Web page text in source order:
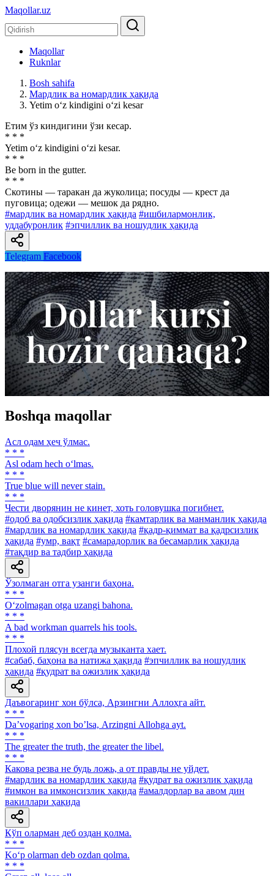
Maqollar.uz
Maqollar
Ruknlar
Bosh sahifa
Мардлик ва номардлик ҳақида
Yetim o‘z kindigini o‘zi kesar
Етим ўз киндигини ўзи кесар.
* * *
Yetim o‘z kindigini o‘zi kesar.
* * *
Be born in the gutter.
* * *
Скотины — таракан да жуколица; посуды — крест да
пуговица; одежи — мешок да рядно.
#мардлик ва номардлик ҳақида #ишбилармонлик,
уддабуронлик #эпчиллик ва ношудлик ҳақида
Telegram Facebook
Boshqa maqollar
Асл одам ҳеч ўлмас.
* * *
Asl odam hech o‘lmas.
* * *
True blue will never stain.
* * *
Чести дворянин не кинет, хоть головушка погибнет.
#одоб ва одобсизлик ҳақида #камтарлик ва манманлик ҳақида
#мардлик ва номардлик ҳақида #қадр-қиммат ва қадрсизлик
ҳақида #умр, вақт #самарадорлик ва бесамарлик ҳақида
#тақдир ва тадбир ҳақида
Ўзолмаган отга узанги баҳона.
* * *
O‘zolmagan otga uzangi bahona.
* * *
A bad workman quarrels his tools.
* * *
Плохой плясун всегда музыканта хает.
#сабаб, баҳона ва натижа ҳақида #эпчиллик ва ношудлик
ҳақида #қудрат ва ожизлик ҳақида
Даъвогаринг хон бўлса, Арзингни Аллоҳга айт.
* * *
Daʼvogaring xon boʼlsa, Аrzingni Аllohga ayt.
* * *
The greater the truth, the greater the libel.
* * *
Какова резва не будь ложь, а от правды не уйдет.
#мардлик ва номардлик ҳақида #қудрат ва ожизлик ҳақида
#имкон ва имконсизлик ҳақида #амалдорлар ва авом дин
вакиллари ҳақида
Кўп оларман деб оздан қолма.
* * *
Ko‘p olarman deb ozdan qolma.
* * *